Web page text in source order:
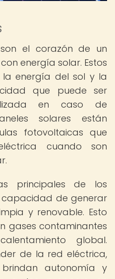
el corazón de un
energía solar. Estos
la energía del sol y la
que puede ser
en caso de
solares están
fotovoltaicas que
cuando son
principales de los
capacidad de generar
y renovable. Esto
gases contaminantes
global.
de la red eléctrica,
autonomía y